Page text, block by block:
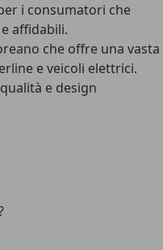
i consumatori che
affidabili.
che offre una vasta
e veicoli elettrici.
e design